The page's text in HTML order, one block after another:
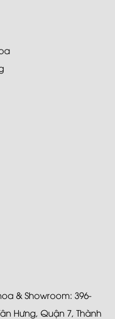
& Showroom: 396-
Hưng, Quận 7, Thành